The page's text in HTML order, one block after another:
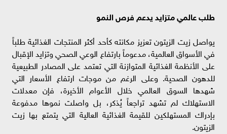
طلب عالمي متزايد يدعم فرص النمو
يواصل زيت الزيتون تعزيز مكانته كأحد أكثر المنتجات الغذائية طلباً
في الأسواق العالمية، مدعوماً بارتفاع الوعي الصحي وتزايد الإقبال
على الأنظمة الغذائية المتوازنة التي تعتمد على المصادر الطبيعية
للدهون الصحية. وعلى الرغم من موجات ارتفاع الأسعار التي
شهدها السوق العالمي خلال الأعوام الأخيرة، فإن معدلات
الاستهلاك لم تشهد تراجعاً يُذكر، بل واصلت نموها مدفوعة
بإدراك المستهلكين للقيمة الغذائية العالية التي يتمتع بها زيت
الزيتون.